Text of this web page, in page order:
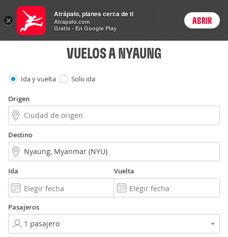
Vuelos Precios enPeso
ARSCambiar moneda
Login
VUELOS A NYAUNG
Ida y vuelta Solo ida
Origen
Destino
Ida Vuelta
Pasajeros
×
Atrápalo, planes cerca de ti
Atrapalo.com
Gratis - En Google Play
ABRIR